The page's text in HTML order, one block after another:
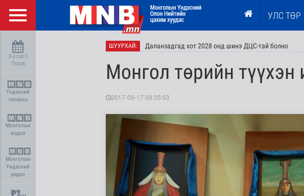
УЛС ТӨР
8-р сар 6
Пүрэв
Үндэсний
телевиз
Монголын
мэдээ
Монголын
Үндэсний
радио
ШУУРХАЙ: Даланзадгад хот 2028 онд шинэ ДЦС-тай болно
Монгол төрийн түүхэн
2017-09-17 09:35:53